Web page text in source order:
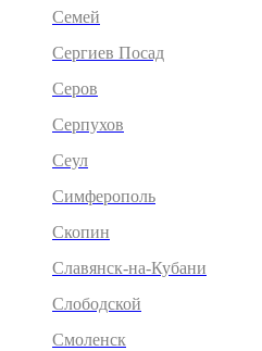
Семей
Сергиев Посад
Серов
Серпухов
Сеул
Симферополь
Скопин
Славянск-на-Кубани
Слободской
Смоленск